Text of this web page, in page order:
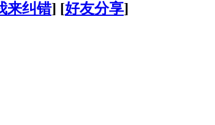
来纠错] [好友分享]